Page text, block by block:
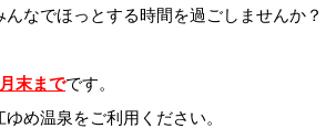
なでほっとする時間を過ごしませんか？
末までです。
め温泉をご利用ください。